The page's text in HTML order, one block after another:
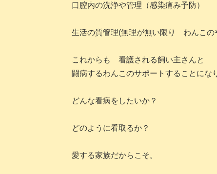
口腔内の洗浄や管理（感染痛み予防）
生活の質管理(無理が無い限り わんこの
これからも 看護される飼い主さんと
闘病するわんこのサポートすることにな
どんな看病をしたいか？
どのように看取るか？
愛する家族だからこそ。